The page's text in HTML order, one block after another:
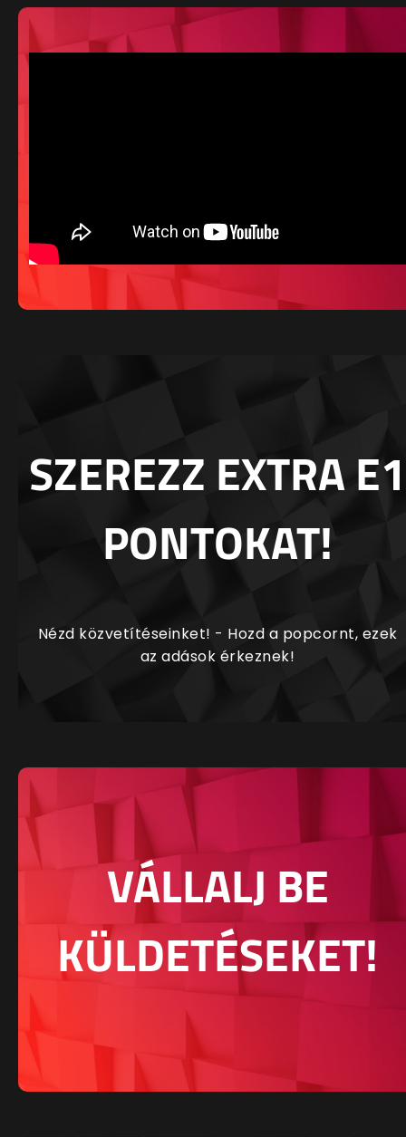
SZEREZZ EXTRA E1
PONTOKAT!
Nézd közvetítéseinket! - Hozd a popcornt, ezek
az adások érkeznek!
VÁLLALJ BE
KÜLDETÉSEKET!